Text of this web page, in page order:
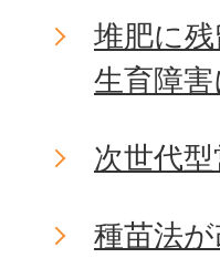
堆肥に
生育障
次世代
種苗法